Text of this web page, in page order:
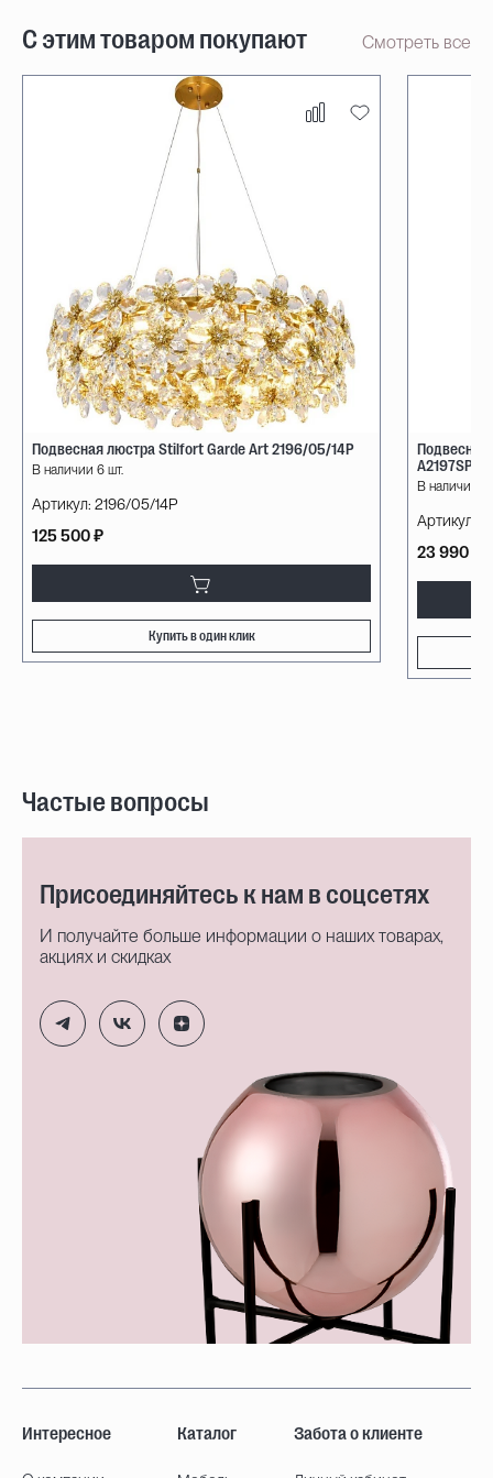
С этим товаром покупают Смотреть все
Подвесная люстра Stilfort Garde Art 2196/05/14P
В наличии 6 шт.
Артикул: 2196/05/14P
125 500 ₽
Купить в один клик
Подвесная
A2197SP-
В наличии 11
Артикул:
23 990 ₽
Частые вопросы
Присоединяйтесь к нам в соцсетях
И получайте больше информации о наших товарах,
акциях и скидках
Интересное Каталог Забота о клиенте